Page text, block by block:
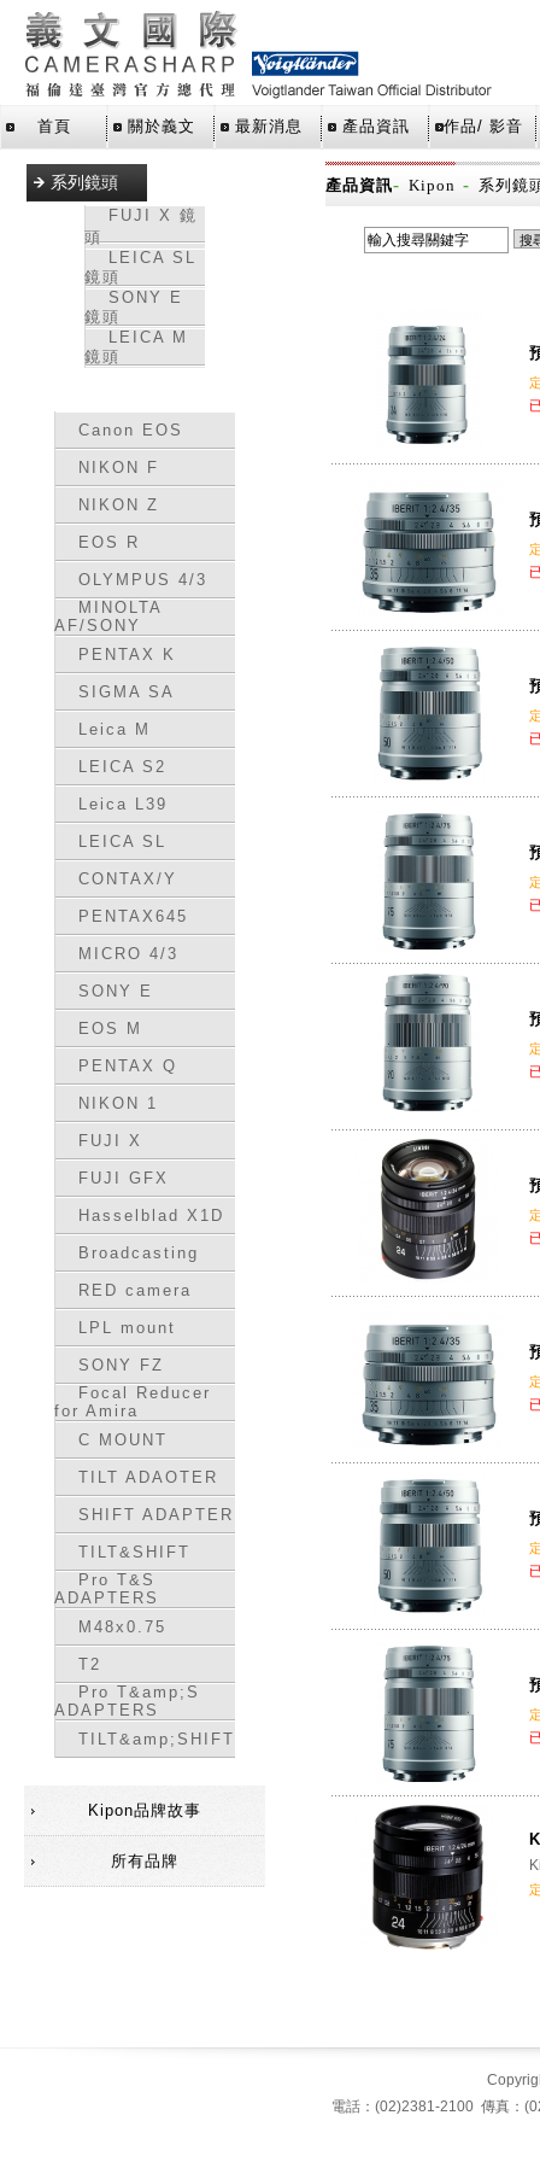
首頁 關於義文 最新消息 產品資訊 作品/ 影音
系列鏡頭
FUJI X 鏡
頭
LEICA SL
鏡頭
SONY E
鏡頭
LEICA M
鏡頭
Canon EOS
NIKON F
NIKON Z
EOS R
OLYMPUS 4/3
MINOLTA
AF/SONY
PENTAX K
SIGMA SA
Leica M
LEICA S2
Leica L39
LEICA SL
CONTAX/Y
PENTAX645
MICRO 4/3
SONY E
EOS M
PENTAX Q
NIKON 1
FUJI X
FUJI GFX
Hasselblad X1D
Broadcasting
RED camera
LPL mount
SONY FZ
Focal Reducer
for Amira
C MOUNT
TILT ADAOTER
SHIFT ADAPTER
TILT&SHIFT
Pro T&S
ADAPTERS
M48x0.75
T2
Pro T&amp;S
ADAPTERS
TILT&amp;SHIFT
Kipon品牌故事
所有品牌
產品資訊- Kipon - 系列鏡
電話：(02)2381-2100 傳真：